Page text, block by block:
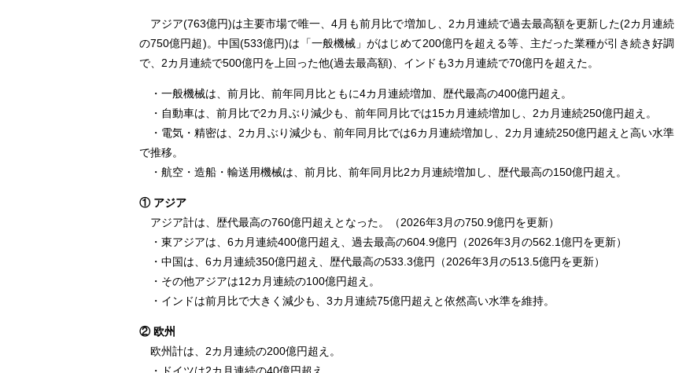
アジア(763億円)は主要市場で唯一、4月も前月比で増加し、2カ月連続で過去最高額を更新した(2カ月連続
の750億円超)。中国(533億円)は「一般機械」がはじめて200億円を超える等、主だった業種が引き続き好調
で、2カ月連続で500億円を上回った他(過去最高額)、インドも3カ月連続で70億円を超えた。
・⼀般機械は、前月比、前年同月比ともに4カ月連続増加、歴代最高の400億円超え。
・⾃動⾞は、前⽉⽐で2カ月ぶり減少も、前年同⽉⽐では15カ⽉連続増加し、2カ⽉連続250億円超え。
・電気・精密は、2カ月ぶり減少も、前年同月比では6カ月連続増加し、2カ月連続250億円超えと高い水準
で推移。
・航空・造船・輸送⽤機械は、前月比、前年同月比2カ月連続増加し、歴代最高の150億円超え。
① アジア
アジア計は、歴代最高の760億円超えとなった。（2026年3月の750.9億円を更新）
・東アジアは、6カ⽉連続400億円超え、過去最高の604.9億円（2026年3月の562.1億円を更新）
・中国は、6カ⽉連続350億円超え、歴代最高の533.3億円（2026年3月の513.5億円を更新）
・その他アジアは12カ⽉連続の100億円超え。
・インドは前月比で大きく減少も、3カ月連続75億円超えと依然高い水準を維持。
② 欧州
欧州計は、2カ月連続の200億円超え。